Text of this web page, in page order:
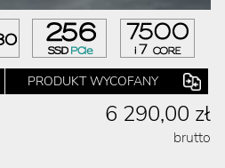
PRODUKT WYCOFANY
6 290,00 zł
brutto